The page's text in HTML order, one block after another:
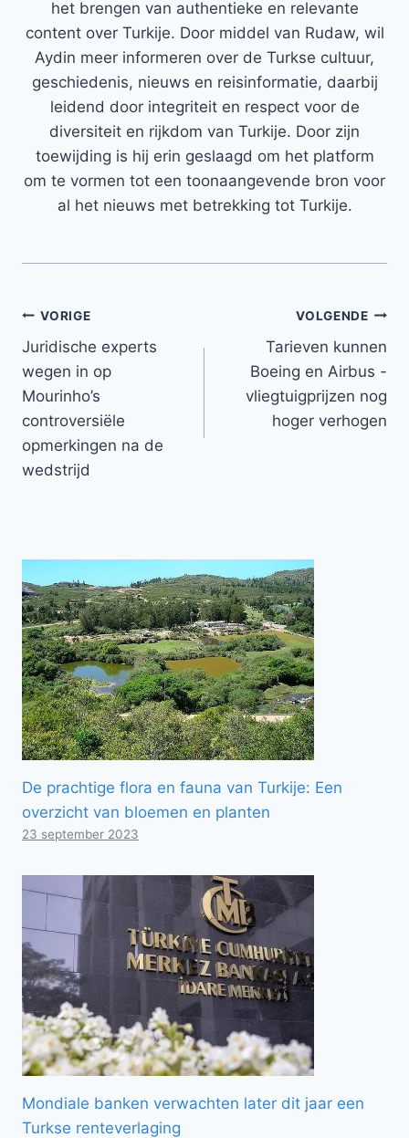
het brengen van authentieke en relevante
content over Turkije. Door middel van Rudaw, wil
Aydin meer informeren over de Turkse cultuur,
geschiedenis, nieuws en reisinformatie, daarbij
leidend door integriteit en respect voor de
diversiteit en rijkdom van Turkije. Door zijn
toewijding is hij erin geslaagd om het platform
om te vormen tot een toonaangevende bron voor
al het nieuws met betrekking tot Turkije.
Bericht
navigatie
VORIGE
Juridische experts
wegen in op
Mourinho’s
controversiële
opmerkingen na de
wedstrijd
VOLGENDE
Tarieven kunnen
Boeing en Airbus -
vliegtuigprijzen nog
hoger verhogen
De prachtige flora en fauna van Turkije: Een
overzicht van bloemen en planten
23 september 2023
Mondiale banken verwachten later dit jaar een
Turkse renteverlaging